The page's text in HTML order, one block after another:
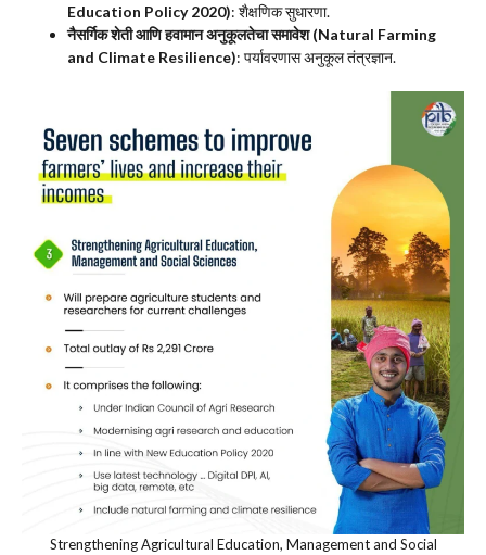
Education Policy 2020): शैक्षणिक सुधारणा.
नैसर्गिक शेती आणि हवामान अनुकूलतेचा समावेश (Natural Farming
and Climate Resilience): पर्यावरणास अनुकूल तंत्रज्ञान.
Strengthening Agricultural Education, Management and Social